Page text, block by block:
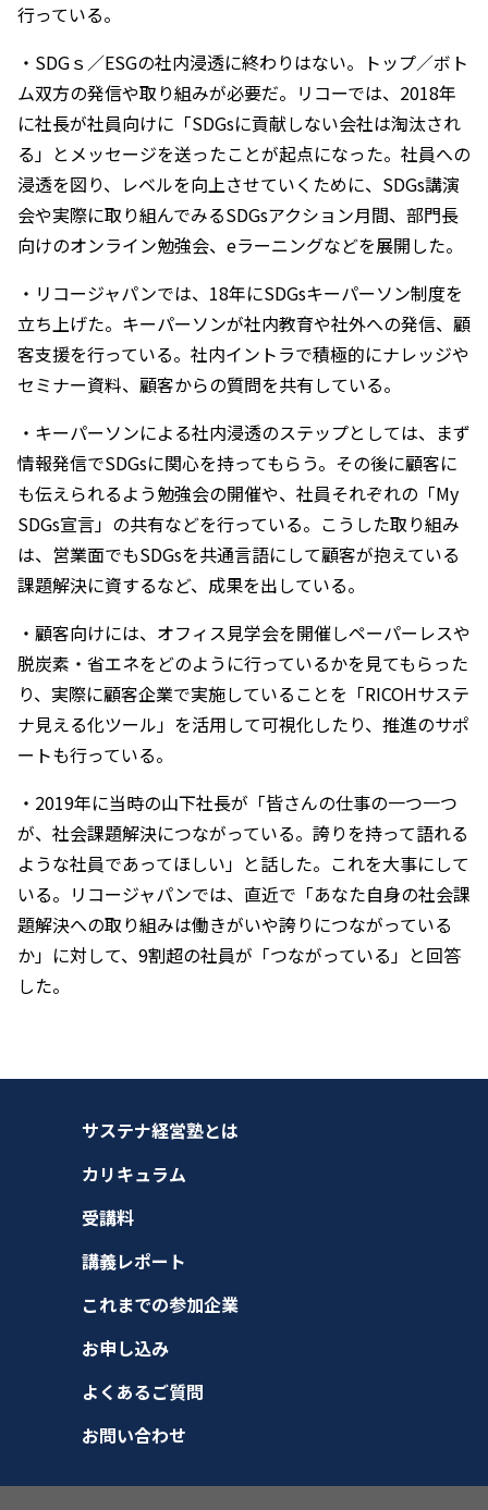
行っている。
・SDGｓ／ESGの社内浸透に終わりはない。トップ／ボト
ム双方の発信や取り組みが必要だ。リコーでは、2018年
に社長が社員向けに「SDGsに貢献しない会社は淘汰され
る」とメッセージを送ったことが起点になった。社員への
浸透を図り、レベルを向上させていくために、SDGs講演
会や実際に取り組んでみるSDGsアクション月間、部門長
向けのオンライン勉強会、eラーニングなどを展開した。
・リコージャパンでは、18年にSDGsキーパーソン制度を
立ち上げた。キーパーソンが社内教育や社外への発信、顧
客支援を行っている。社内イントラで積極的にナレッジや
セミナー資料、顧客からの質問を共有している。
・キーパーソンによる社内浸透のステップとしては、まず
情報発信でSDGsに関心を持ってもらう。その後に顧客に
も伝えられるよう勉強会の開催や、社員それぞれの「My
SDGs宣言」の共有などを行っている。こうした取り組み
は、営業面でもSDGsを共通言語にして顧客が抱えている
課題解決に資するなど、成果を出している。
・顧客向けには、オフィス見学会を開催しペーパーレスや
脱炭素・省エネをどのように行っているかを見てもらった
り、実際に顧客企業で実施していることを「RICOHサステ
ナ見える化ツール」を活用して可視化したり、推進のサポ
ートも行っている。
・2019年に当時の山下社長が「皆さんの仕事の一つ一つ
が、社会課題解決につながっている。誇りを持って語れる
ような社員であってほしい」と話した。これを大事にして
いる。リコージャパンでは、直近で「あなた自身の社会課
題解決への取り組みは働きがいや誇りにつながっている
か」に対して、9割超の社員が「つながっている」と回答
した。
サステナ経営塾とは
カリキュラム
受講料
講義レポート
これまでの参加企業
お申し込み
よくあるご質問
お問い合わせ